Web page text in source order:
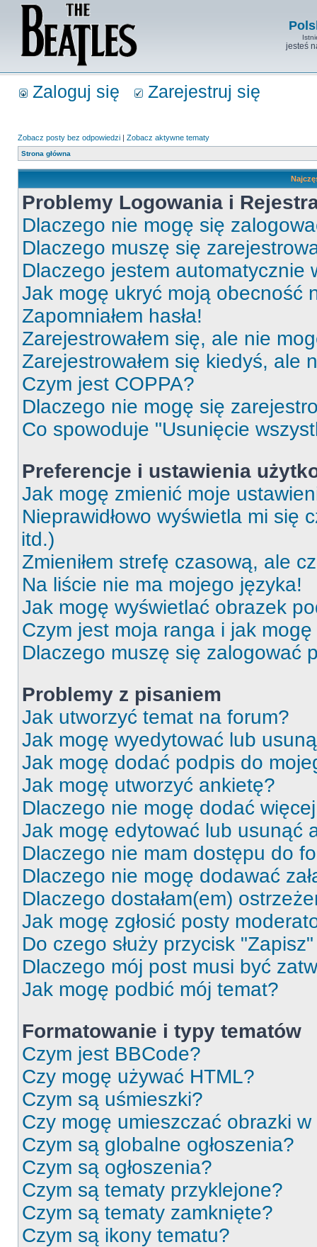
jesteś
Zaloguj się Zarejestruj się
Zobacz posty bez odpowiedzi | Zobacz aktywne tematy
Strona główna
Problemy Logowania i
Dlaczego nie mogę się
Dlaczego muszę się
Dlaczego jestem automatycznie
Jak mogę ukryć moją obecność
Zapomniałem hasła!
Zarejestrowałem się, ale nie
Zarejestrowałem się kiedyś, ale
Czym jest COPPA?
Dlaczego nie mogę się
Co spowoduje "Usunięcie
Preferencje i ustawienia
Jak mogę zmienić moje
Nieprawidłowo wyświetla mi się
itd.)
Zmieniłem strefę czasową, ale
Na liście nie ma mojego języka!
Jak mogę wyświetlać obrazek
Czym jest moja ranga i jak
Dlaczego muszę się zalogować
Problemy z pisaniem
Jak utworzyć temat na forum?
Jak mogę wyedytować lub
Jak mogę dodać podpis do
Jak mogę utworzyć ankietę?
Dlaczego nie mogę dodać
Jak mogę edytować lub usunąć
Dlaczego nie mam dostępu do
Dlaczego nie mogę dodawać
Dlaczego dostałam(em)
Jak mogę zgłosić posty
Do czego służy przycisk
Dlaczego mój post musi być
Jak mogę podbić mój temat?
Formatowanie i typy tematów
Czym jest BBCode?
Czy mogę używać HTML?
Czym są uśmieszki?
Czy mogę umieszczać obrazki
Czym są globalne ogłoszenia?
Czym są ogłoszenia?
Czym są tematy przyklejone?
Czym są tematy zamknięte?
Czym są ikony tematu?